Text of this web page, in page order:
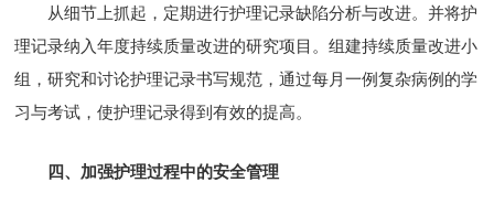
从细节上抓起，定期进行护理记录缺陷分析与改进。并将护
理记录纳入年度持续质量改进的研究项目。组建持续质量改进小
组，研究和讨论护理记录书写规范，通过每月一例复杂病例的学
习与考试，使护理记录得到有效的提高。
四、加强护理过程中的安全管理